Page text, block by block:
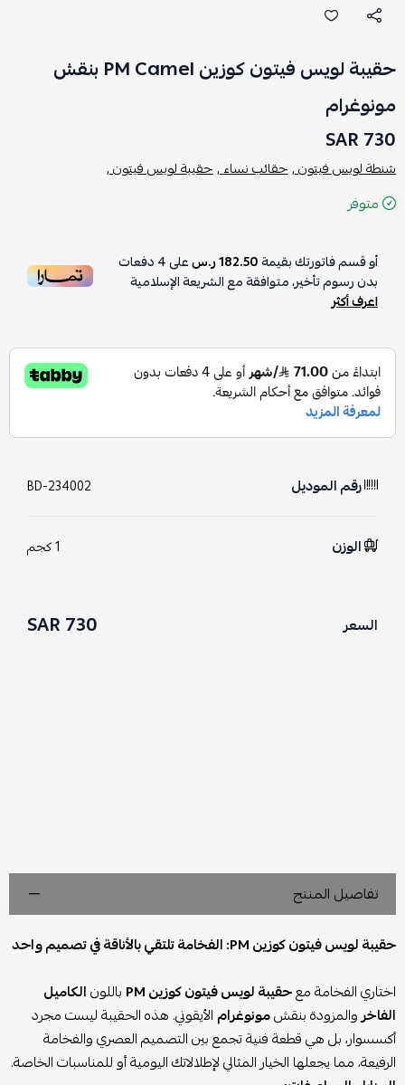
حقيبة لويس فيتون كوزين PM Camel بنقش
مونوغرام
730 SAR
شنطة لويس فيتون ,حقائب نساء ,حقيبة لويس فيتون ,
متوفر
أو قسم فاتورتك بقيمة182.50 ر.س على4دفعات
بدون رسوم تأخير، متوافقة مع الشريعة الإسلامية
اعرف أكثر
رقم الموديل BD-234002
الوزن 1 كجم
السعر 730 SAR
تفاصيل المنتج
حقيبة لويس فيتون كوزين PM: الفخامة تلتقي بالأناقة في تصميم واحد
اختاري الفخامة معحقيبة لويس فيتون كوزين PM باللونالكاميل
الفاخروالمزودة بنقشمونوغرام الأيقوني. هذه الحقيبة ليست مجرد
أكسسوار، بل هي قطعة فنية تجمع بين التصميم العصري والفخامة
الرفيعة، مما يجعلها الخيار المثالي لإطلالاتك اليومية أو للمناسبات الخاصة.